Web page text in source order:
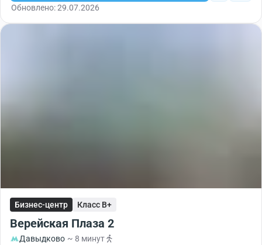
Обновлено: 29.07.2026
Бизнес-центр Класс B+
Верейская Плаза 2
Давыдково ~ 8 минут